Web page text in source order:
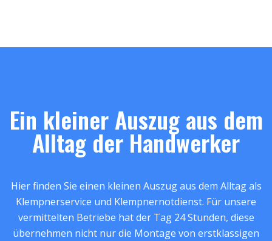
Ein kleiner Auszug aus dem
Alltag der Handwerker
Hier finden Sie einen kleinen Auszug aus dem Alltag als
Klempnerservice und Klempnernotdienst. Für unsere
vermittelten Betriebe hat der Tag 24 Stunden, diese
übernehmen nicht nur die Montage von erstklassigen